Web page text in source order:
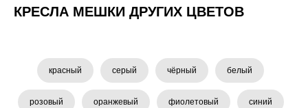
КРЕСЛА МЕШКИ ДРУГИХ ЦВЕТОВ
красный серый чёрный белый
розовый оранжевый фиолетовый синий